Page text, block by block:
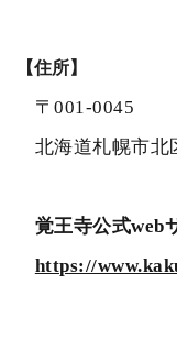
【住所】
〒001-0045
北海道札幌市北
覚王寺公式web
https://